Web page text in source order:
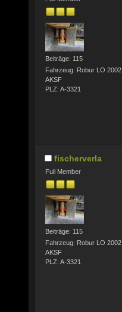
Beiträge: 115
Fahrzeug: Robur LO 2002
AKSF
PLZ: A-3321
fischerverla
Full Member
Beiträge: 115
Fahrzeug: Robur LO 2002
AKSF
PLZ: A-3321